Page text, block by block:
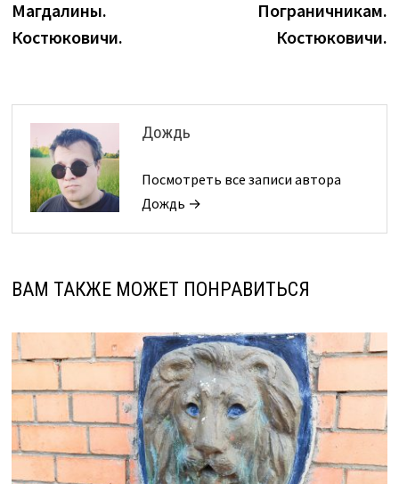
записям
Магдалины.
Костюковичи.
Пограничникам.
Костюковичи.
Дождь
Посмотреть все записи автора
Дождь →
ВАМ ТАКЖЕ МОЖЕТ ПОНРАВИТЬСЯ